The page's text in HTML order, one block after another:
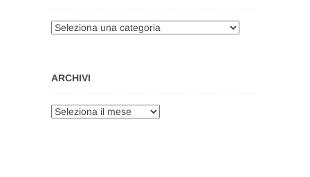
Categorie
ARCHIVI
Archivi